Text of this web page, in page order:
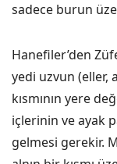
sadece burun
Hanefiler’den
yedi uzvun (eller,
kısmının yere
içlerinin ve ayak
gelmesi gerekir.